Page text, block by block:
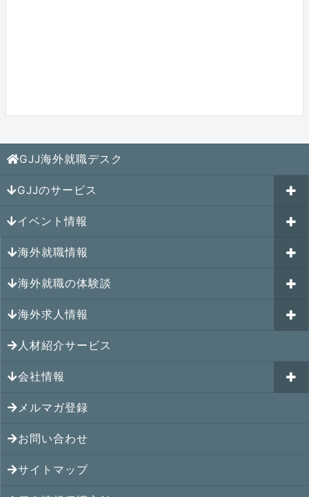
GJJ海外就職デスク
GJJのサービス
海外就職カウンセリング
はじめての海外就職セミナー
キャリアパスポートAI
GJJキャリア伴走プログラム
GJJキャリアコミュニティ
イベント情報
参加受付中のイベント
過去のイベント一覧
海外就職情報
アメリカの就職情報
カナダの就職情報
メキシコの就職情報
ヨーロッパの就職情報
オセアニアの就職情報
シンガポールの就職情報
マレーシアの就職情報
海外就職の体験談
海外就職その後の体験談
シンガポール就職の体験談
マレーシア就職の体験談
タイ就職の体験談
ベトナム就職の体験談
インドネシア就職の体験談
海外求人情報
シンガポールの求人
マレーシアの求人
タイの求人
ベトナムの求人
インドネシアの求人
人材紹介サービス
会社情報
アクセス
メンバー紹介
提携先
メルマガ登録
お問い合わせ
サイトマップ